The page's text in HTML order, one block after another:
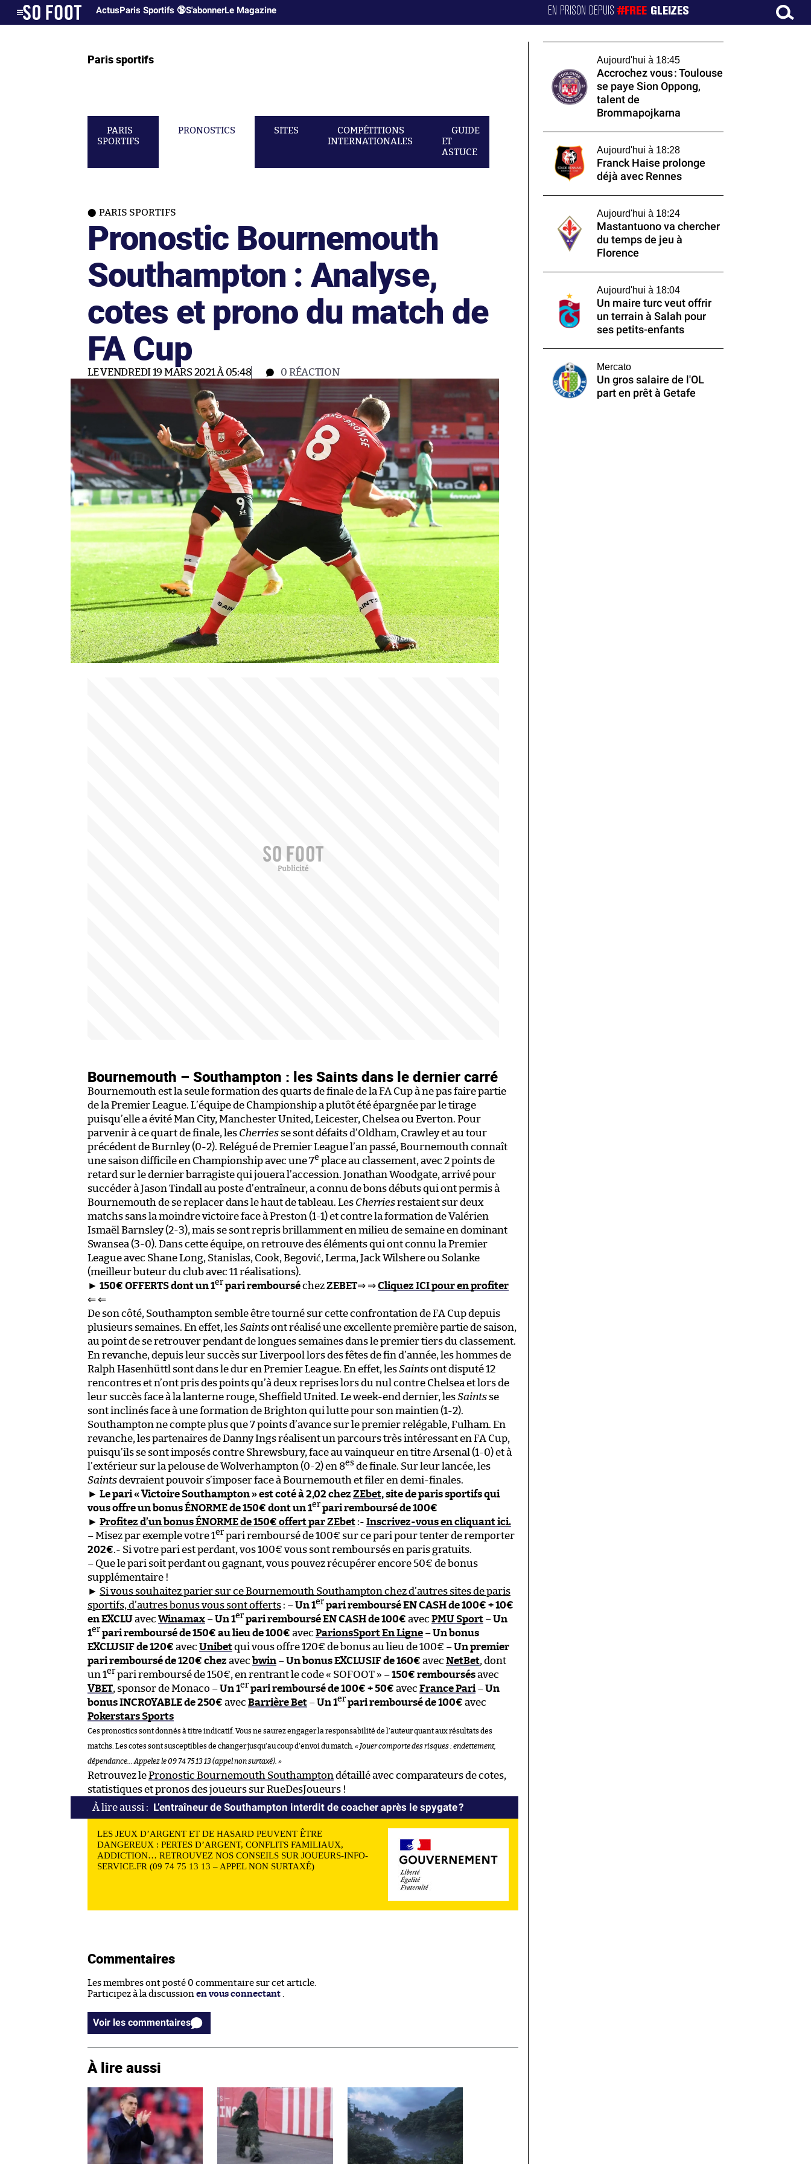
ActusParis Sportifs 🔞S'abonnerLe Magazine EN PRISON DEPUIS#FREE GLEIZES
Paris sportifs
PARIS
SPORTIFS
PRONOSTICS SITES
COMPÉTITIONS
INTERNATIONALES
GUIDE
ET
ASTUCE
PARIS SPORTIFS
Pronostic Bournemouth
Southampton : Analyse,
cotes et prono du match de
FA Cup
LE VENDREDI 19 MARS 2021 À 05:48 0 RÉACTION
Bournemouth – Southampton : les Saints dans le dernier carré
Bournemouth est la seule formation des quarts de finale de la FA Cup à ne pas faire partie
de la Premier League. L’équipe de Championship a plutôt été épargnée par le tirage
puisqu’elle a évité Man City, Manchester United, Leicester, Chelsea ou Everton. Pour
parvenir à ce quart de finale, les Cherries se sont défaits d’Oldham, Crawley et au tour
précédent de Burnley (0-2). Relégué de Premier League l’an passé, Bournemouth connaît
une saison difficile en Championship avec une 7e place au classement, avec 2 points de
retard sur le dernier barragiste qui jouera l’accession. Jonathan Woodgate, arrivé pour
succéder à Jason Tindall au poste d’entraîneur, a connu de bons débuts qui ont permis à
Bournemouth de se replacer dans le haut de tableau. Les Cherriesrestaient sur deux
matchs sans la moindre victoire face à Preston (1-1) et contre la formation de Valérien
Ismaël Barnsley (2-3), mais se sont repris brillamment en milieu de semaine en dominant
Swansea (3-0). Dans cette équipe, on retrouve des éléments qui ont connu la Premier
League avec Shane Long, Stanislas, Cook, Begović, Lerma, Jack Wilshere ou Solanke
(meilleur buteur du club avec 11 réalisations).
► 150€ OFFERTS dont un 1er pari rembourséchezZEBET⇒ ⇒Cliquez ICI pour en profiter
⇐ ⇐
De son côté, Southampton semble être tourné sur cette confrontation de FA Cup depuis
plusieurs semaines. En effet, lesSaintsont réalisé une excellente première partie de saison,
au point de se retrouver pendant de longues semaines dans le premier tiers du classement.
En revanche, depuis leur succès sur Liverpool lors des fêtes de fin d’année, les hommes de
Ralph Hasenhüttl sont dans le dur en Premier League. En effet, lesSaintsont disputé 12
rencontres et n’ont pris des points qu’à deux reprises lors du nul contre Chelsea et lors de
leur succès face à la lanterne rouge, Sheffield United. Le week-end dernier, lesSaints se
sont inclinés face à une formation de Brighton qui lutte pour son maintien (1-2).
Southampton ne compte plus que 7 points d’avance sur le premier relégable, Fulham. En
revanche, les partenaires de Danny Ings réalisent un parcours très intéressant en FA Cup,
puisqu’ils se sont imposés contre Shrewsbury, face au vainqueur en titre Arsenal (1-0) et à
l’extérieur sur la pelouse de Wolverhampton (0-2) en 8es de finale. Sur leur lancée, les
Saintsdevraient pouvoir s’imposer face à Bournemouth et filer en demi-finales.
► Le pari « Victoire Southampton » est coté à 2,02 chez ZEbet, site de paris sportifs qui
vous offre un bonus ÉNORME de 150€ dont un 1er pari remboursé de 100€
► Profitez d’un bonus ÉNORME de 150€ offert par ZEbet :- Inscrivez-vous en cliquant ici.
– Misez par exemple votre 1er pari remboursé de 100€ sur ce pari pour tenter de remporter
202€.- Si votre pari est perdant, vos 100€ vous sont remboursés en paris gratuits.
– Que le pari soit perdant ou gagnant, vous pouvez récupérer encore 50€ de bonus
supplémentaire !
► Si vous souhaitez parier sur ce Bournemouth Southampton chez d’autres sites de paris
sportifs, d’autres bonus vous sont offerts : –Un 1er pari remboursé EN CASH de 100€ + 10€
en EXCLUavec Winamax –Un 1er pari remboursé EN CASH de 100€ avec PMU Sport –Un
1er pari remboursé de 150€ au lieu de 100€ avec ParionsSport En Ligne –Un bonus
EXCLUSIF de 120€ avec Unibetqui vous offre 120€ de bonus au lieu de 100€ –Un premier
pari remboursé de 120€ chez avec bwin –Un bonus EXCLUSIF de 160€ avec NetBet, dont
un 1er pari remboursé de 150€, en rentrant le code « SOFOOT » –150€ remboursésavec
VBET, sponsor de Monaco –Un 1er pari remboursé de 100€ + 50€ avec France Pari–Un
bonus INCROYABLE de 250€ avec Barrière Bet –Un 1er pari remboursé de 100€ avec
Pokerstars Sports
Ces pronostics sont donnés à titre indicatif. Vous ne saurez engager la responsabilité de l’auteur quant aux résultats des
matchs. Les cotes sont susceptibles de changer jusqu’au coup d’envoi du match. « Jouer comporte des risques : endettement,
dépendance… Appelez le 09 74 75 13 13 (appel non surtaxé). »
Retrouvez lePronostic Bournemouth Southampton détaillé avec comparateurs de cotes,
statistiques et pronos des joueurs sur RueDesJoueurs !
L’entraîneur de Southampton interdit de coacher après le spygate ?
LES JEUX D’ARGENT ET DE HASARD PEUVENT ÊTRE
DANGEREUX : PERTES D’ARGENT, CONFLITS FAMILIAUX,
ADDICTION… RETROUVEZ NOS CONSEILS SUR JOUEURS-INFO-
SERVICE.FR (09 74 75 13 13 – APPEL NON SURTAXÉ)
Commentaires
Les membres ont posté 0 commentaire sur cet article.
Participez à la discussion en vous connectant
Voir les commentaires
À lire aussi
Aujourd'hui à 18:45
Accrochez vous : Toulouse
se paye Sion Oppong,
talent de
Brommapojkarna
Aujourd'hui à 18:28
Franck Haise prolonge
déjà avec Rennes
Aujourd'hui à 18:24
Mastantuono va chercher
du temps de jeu à
Florence
Aujourd'hui à 18:04
Un maire turc veut offrir
un terrain à Salah pour
ses petits-enfants
Mercato
Un gros salaire de l'OL
part en prêt à Getafe